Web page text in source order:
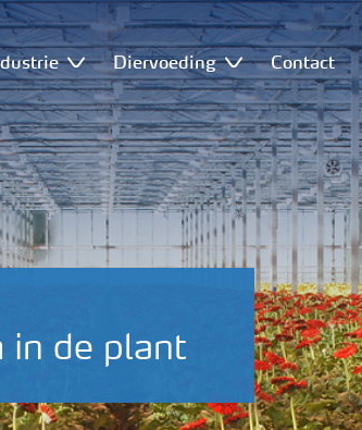
Diervoeding Contact
in de plant